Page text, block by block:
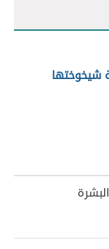
شيخوختها